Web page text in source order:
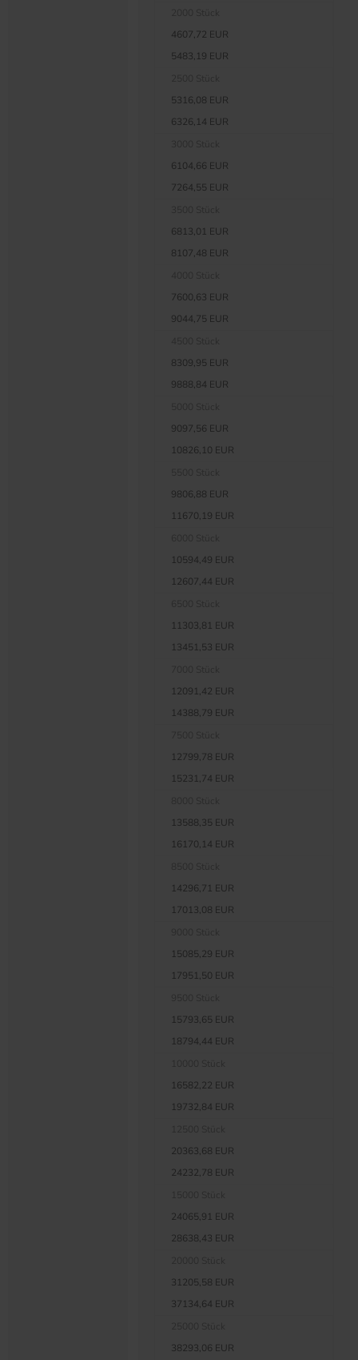
4607,72 EUR
5483,19 EUR
5316,08 EUR
6326,14 EUR
6104,66 EUR
7264,55 EUR
6813,01 EUR
8107,48 EUR
7600,63 EUR
9044,75 EUR
8309,95 EUR
9888,84 EUR
9097,56 EUR
10826,10 EUR
9806,88 EUR
11670,19 EUR
10594,49 EUR
12607,44 EUR
11303,81 EUR
13451,53 EUR
12091,42 EUR
14388,79 EUR
12799,78 EUR
15231,74 EUR
13588,35 EUR
16170,14 EUR
14296,71 EUR
17013,08 EUR
15085,29 EUR
17951,50 EUR
15793,65 EUR
18794,44 EUR
16582,22 EUR
19732,84 EUR
20363,68 EUR
24232,78 EUR
24065,91 EUR
28638,43 EUR
31205,58 EUR
37134,64 EUR
38293,06 EUR